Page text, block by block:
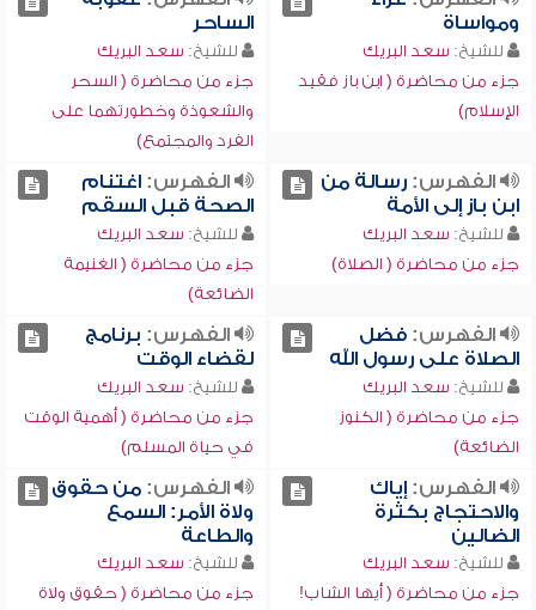
ومواساة
للشيخ: سعد البريك
جزء من محاضرة ( ابن باز فقيد
الإسلام)
الساحر
للشيخ: سعد البريك
جزء من محاضرة ( السحر
والشعوذة وخطورتهما على
الفرد والمجتمع)
الفهرس:رسالة من
ابن باز إلى الأمة
للشيخ: سعد البريك
جزء من محاضرة ( الصلاة)
الفهرس:اغتنام
الصحة قبل السقم
للشيخ: سعد البريك
جزء من محاضرة ( الغنيمة
الضائعة)
الفهرس:فضل
الصلاة على رسول الله
للشيخ: سعد البريك
جزء من محاضرة ( الكنوز
الضائعة)
الفهرس: برنامج
لقضاء الوقت
للشيخ: سعد البريك
جزء من محاضرة ( أهمية الوقت
في حياة المسلم)
الفهرس:إياك
والاحتجاج بكثرة
الضالين
للشيخ: سعد البريك
جزء من محاضرة ( أيها الشاب!
الفهرس:من حقوق
ولاة الأمر: السمع
والطاعة
للشيخ: سعد البريك
جزء من محاضرة ( حقوق ولاة